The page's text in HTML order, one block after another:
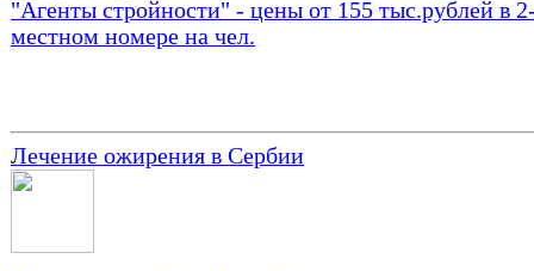
"Агенты стройности" - цены от 155 тыс.рублей в
местном номере на чел.
Лечение ожирения в Сербии